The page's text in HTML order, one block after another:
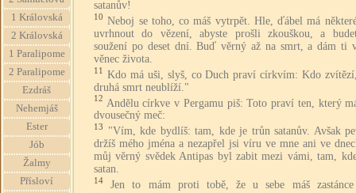
1 Královská
2 Královská
1 Paralipome
2 Paralipome
Ezdráš
Nehemjáš
Ester
Jób
Žalmy
Přísloví
satanův!
10 Neboj se toho, co máš vytrpět. Hle, ďábel má
uvrhnout do vězení, abyste prošli zkouškou, a
soužení po deset dní. Buď věrný až na smrt, a dám ti
věnec života.
11 Kdo má uši, slyš, co Duch praví církvím: Kdo
druhá smrt neublíží."
12 Andělu církve v Pergamu piš: Toto praví ten, který
dvousečný meč:
13
"Vím, kde bydlíš: tam, kde je trůn satanův. Avšak
držíš mého jména a nezapřel jsi víru ve mne ani ve
můj věrný svědek Antipas byl zabit mezi vámi, tam,
satan.
14
Jen to mám proti tobě, že u sebe máš